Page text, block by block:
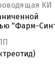
КИ
"Фарм-